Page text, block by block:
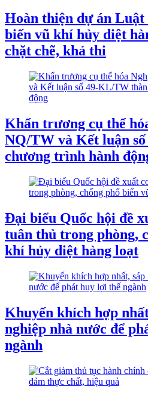
Hoàn thiện dự án Luật
biến vũ khí hủy diệt
chặt chẽ, khả thi
Khẩn trương cụ thể
NQ/TW và Kết luận
chương trình hành
Đại biểu Quốc hội đề
tuân thủ trong phòng,
khí hủy diệt hàng loạt
Khuyến khích hợp
nghiệp nhà nước để
ngành